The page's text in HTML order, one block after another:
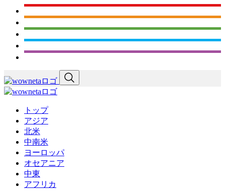
トップ
アジア
北米
中南米
ヨーロッパ
オセアニア
中東
アフリカ